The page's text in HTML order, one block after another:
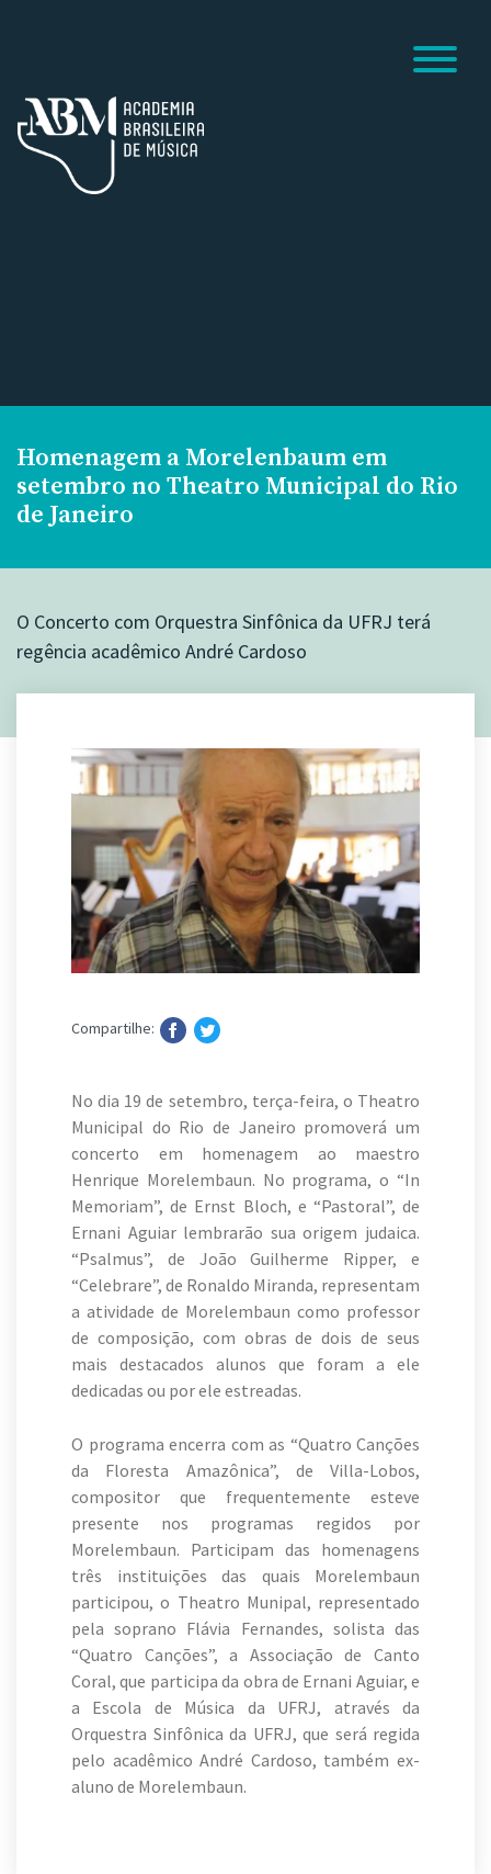
Homenagem a Morelenbaum em
setembro no Theatro Municipal do Rio
de Janeiro
O Concerto com Orquestra Sinfônica da UFRJ terá
regência acadêmico André Cardoso
Compartilhe:
No dia 19 de setembro, terça-feira, o Theatro
Municipal do Rio de Janeiro promoverá um
concerto em homenagem ao maestro
Henrique Morelembaun. No programa, o “In
Memoriam”, de Ernst Bloch, e “Pastoral”, de
Ernani Aguiar lembrarão sua origem judaica.
“Psalmus”, de João Guilherme Ripper, e
“Celebrare”, de Ronaldo Miranda, representam
a atividade de Morelembaun como professor
de composição, com obras de dois de seus
mais destacados alunos que foram a ele
dedicadas ou por ele estreadas.
O programa encerra com as “Quatro Canções
da Floresta Amazônica”, de Villa-Lobos,
compositor que frequentemente esteve
presente nos programas regidos por
Morelembaun. Participam das homenagens
três instituições das quais Morelembaun
participou, o Theatro Munipal, representado
pela soprano Flávia Fernandes, solista das
“Quatro Canções”, a Associação de Canto
Coral, que participa da obra de Ernani Aguiar, e
a Escola de Música da UFRJ, através da
Orquestra Sinfônica da UFRJ, que será regida
pelo acadêmico André Cardoso, também ex-
aluno de Morelembaun.